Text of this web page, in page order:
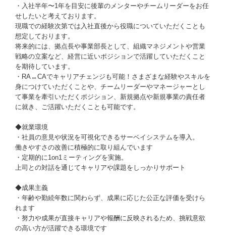
・入社半年〜1年を目安に後輩のメンターやチームリーダーをお任
せしたいと考えております。
現職での経験次第では入社直後から役職についていただくことも
想定しております。
将来的には、拠点長や事業部長として、組織マネジメントや営業
戦略の立案など、経営に近いポジションで活躍していただくこと
を期待しています。
・RA↔︎CAでキャリアチェンジも可能！さまざまな経験やスキルを
身につけていただくことや、チームリーダーやマネージャーとし
て事業を牽引いただくポジション、新規拠点や新規事業の責任者
に就き、ご活躍いただくことも可能です。
◆就業環境
・社員の意見や状況を可視化できるサーベイシステムを導入。
働きやすさの改善に積極的に取り組んでいます
・定期的に1on1ミーティングを実施。
上司との対話を通じてキャリアや課題をしっかりサポート
◆成果主義
・年齢や勤続年数に関わらず、成果に応じた公正な評価を受けら
れます
・努力や成果が直接キャリアや報酬に反映されるため、挑戦意欲
の高い方が活躍できる環境です